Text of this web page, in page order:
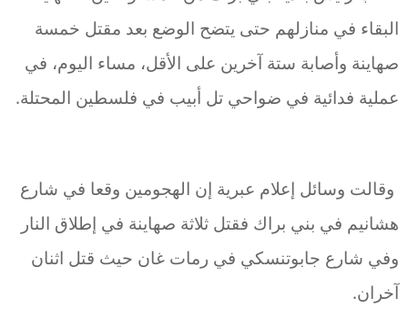
البقاء في منازلهم حتى يتضح الوضع بعد مقتل خمسة
صهاينة وأصابة ستة آخرين على الأقل، مساء اليوم، في
عملية فدائية في ضواحي تل أبيب في فلسطين المحتلة.
وقالت وسائل إعلام عبرية إن الهجومين وقعا في شارع
هشانيم في بني براك فقتل ثلاثة صهاينة في إطلاق النار
وفي شارع جابوتنسكي في رمات غان حيث قتل اثنان
آخران.